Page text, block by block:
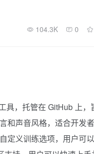
104.3K 0
具，托管在 GitHub 上，
和声音风格，适合开发
定义训练选项，用户可